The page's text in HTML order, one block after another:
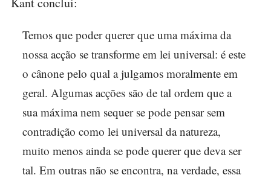
Temos que poder querer que uma máxima da
nossa acção se transforme em lei universal: é este
o cânone pelo qual a julgamos moralmente em
geral. Algumas acções são de tal ordem que a
sua máxima nem sequer se pode pensar sem
contradição como lei universal da natureza,
muito menos ainda se pode querer que deva ser
tal. Em outras não se encontra, na verdade, essa